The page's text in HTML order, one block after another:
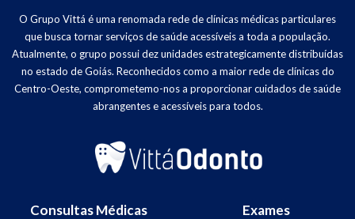
O Grupo Vittá é uma renomada rede de clínicas médicas particulares
que busca tornar serviços de saúde acessíveis a toda a população.
Atualmente, o grupo possui dez unidades estrategicamente distribuídas
no estado de Goiás. Reconhecidos como a maior rede de clínicas do
Centro-Oeste, comprometemo-nos a proporcionar cuidados de saúde
abrangentes e acessíveis para todos.
Consultas Médicas Exames